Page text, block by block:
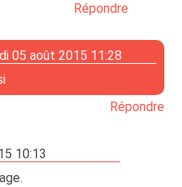
Répondre
05 août 2015 11:28
Répondre
10:13